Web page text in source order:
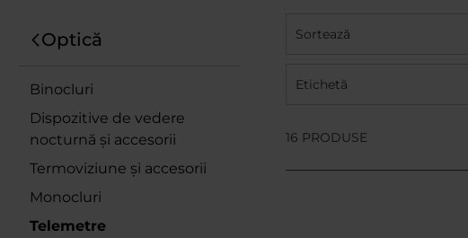
Optică
Binocluri
Dispozitive de vedere
nocturnă și accesorii
Termoviziune și accesorii
Monocluri
Telemetre
Sortează
Etichetă
16 PRODUSE